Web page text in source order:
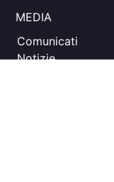
MEDIA
Comunicati
Notizie